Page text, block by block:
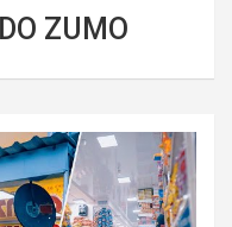
ZUMO